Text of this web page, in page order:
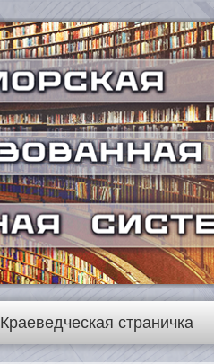
Краеведческая страничка